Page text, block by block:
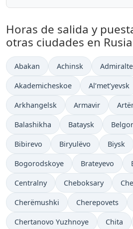
Horas de salida y
otras ciudades en
Abakan Achinsk
Akademicheskoe Al’met’yevsk
Arkhangelsk Armavir
Balashikha Bataysk
Bibirevo Biryulëvo Biysk
Bogorodskoye Brateyevo
Centralny Cheboksary
Cherëmushki Cherepovets
Chertanovo Yuzhnoye Chita